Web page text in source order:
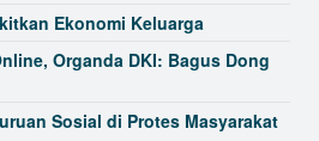
Ekonomi Keluarga
Organda DKI: Bagus Dong
Sosial di Protes Masyarakat